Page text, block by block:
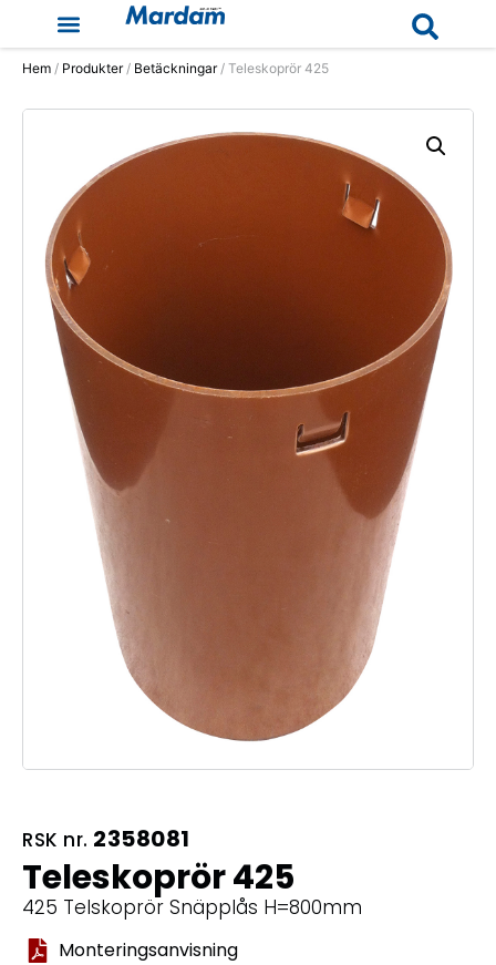
Hem / Produkter/ Betäckningar/ Teleskoprör 425
RSK nr. 2358081
Teleskoprör 425
425 Telskoprör Snäpplås H=800mm
Monteringsanvisning